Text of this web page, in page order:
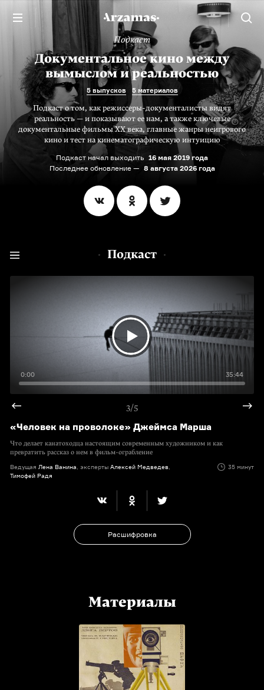
Подкаст
Документальное кино между
вымыслом и реальностью
5 выпусков 5 материалов
Подкаст о том, как режиссеры-документалисты видят
реальность — и показывают ее нам, а также ключевые
документальные фильмы XX века, главные жанры неигрового
кино и тест на кинематографическую интуицию
Подкаст начал выходить 16 мая 2019 года
Последнее обновление — 8 августа 2026 года
Подкаст
0:00 35:44
3/5
«Человек на проволоке» Джеймса Марша
Что делает канатоходца настоящим современным художником и как
превратить рассказ о нем в фильм-ограбление
Ведущая Лена Ванина , эксперты Алексей Медведев
Тимофей Радя
35 минут
Расшифровка
Материалы